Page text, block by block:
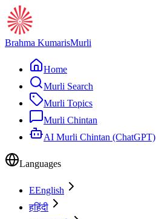
Brahma KumarisMurli
Home
Murli Search
Murli Topics
Murli Chintan
AI Murli Chintan (ChatGPT)
Languages
EEnglish
हहिंदी